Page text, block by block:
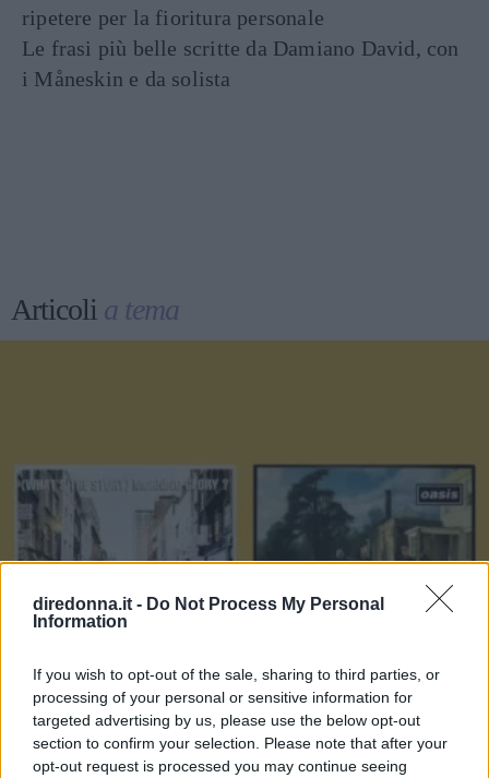
diredonna.it - Do Not Process My Personal
Information
If you wish to opt-out of the sale, sharing to third parties, or
processing of your personal or sensitive information for
targeted advertising by us, please use the below opt-out
section to confirm your selection. Please note that after your
opt-out request is processed you may continue seeing
ripetere per la fioritura personale
Le frasi più belle scritte da Damiano David, con
i Måneskin e da solista
Articoli a tema